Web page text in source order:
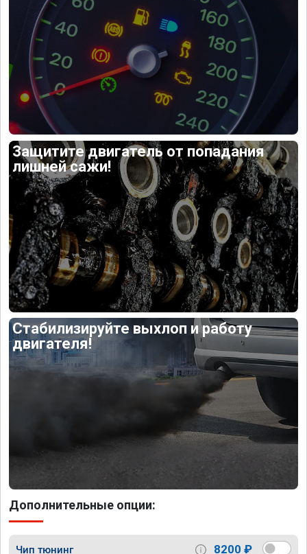
Защитите двигатель от попадания
лишней сажи!
Стабилизируйте выхлоп и работу
двигателя!
Дополнительные опции:
Чип тюнинг 8200 ₽